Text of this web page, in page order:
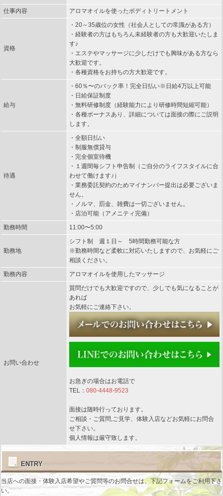
仕事内容
アロマオイルを使ったボディトリートメント
資格
・20～35歳位の女性（社会人としての常識がある方）
・経験者の方はもちろん未経験者の方も大歓迎いたしま
す♪
・エステやマッサージに少しだけでも興味がある方なら
大歓迎です。
・各種資格をお持ちの方大歓迎です。
給与
・60％〜のバック率！完全日払い※日給4万以上可能
・日給保証制度
・無料研修制度（経験能力により研修時間短縮可能）
・各種ボーナスあり、詳細については面接の際にご説明
します。
待遇
・全額日払い
・制服無償貸与
・完全個室待機
・１週間毎シフト申告制（ご自分のライフスタイルに合
わせて働けます♪）
・業務委託契約のためマイナンバー提出は必要ございま
せん。
・ノルマ、罰金、雑費は一切ございません。
・店泊可能（アメニティ完備）
勤務時間
11:00〜5:00
勤務地
シフト制 週１日～ 5時間勤務可能な方
※勤務時間など柔軟に対応いたしますので、お気軽にご
相談ください。
勤務内容
アロマオイルを使用したマッサージ
お問い合わせ
質問だけでも大歓迎ですので、少しでも気になることが
あれば
お気軽にご連絡下さい。
お急ぎの場合はお電話で
TEL： 080-4448-9523
面接は随時行っております。
ご相談・ご質問,ご見学、体験入店などお気軽にお問合
せ下さい。
個人情報は厳守致します。
ENTRY
当店への面接・体験入店希望やご質問等のお問合せは、下記フォームをご利用下さ
い。